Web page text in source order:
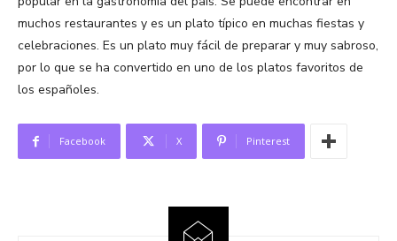
muchos restaurantes y es un plato típico en muchas fiestas y
celebraciones. Es un plato muy fácil de preparar y muy sabroso,
por lo que se ha convertido en uno de los platos favoritos de
los españoles.
Facebook X Pinterest